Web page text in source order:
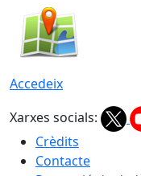
Accedeix
Xarxes socials:
Crèdits
Contacte